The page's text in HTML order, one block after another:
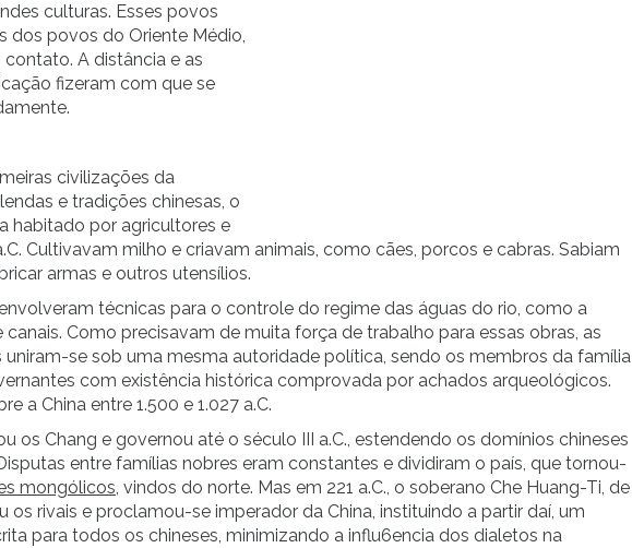
culturas. Esses povos
dos povos do Oriente Médio,
A distância e as
fizeram com que se
civilizações da
e tradições chinesas, o
habitado por agricultores e
Cultivavam milho e criavam animais, como cães, porcos e cabras. Sabiam
armas e outros utensílios.
técnicas para o controle do regime das águas do rio, como a
Como precisavam de muita força de trabalho para essas obras, as
se sob uma mesma autoridade política, sendo os membros da família
com existência histórica comprovada por achados arqueológicos.
a China entre 1.500 e 1.027 a.C.
os Chang e governou até o século III a.C., estendendo os domínios chineses
entre famílias nobres eram constantes e dividiram o país, que tornou-
mongólicos, vindos do norte. Mas em 221 a.C., o soberano Che Huang-Ti, de
os rivais e proclamou-se imperador da China, instituindo a partir daí, um
para todos os chineses, minimizando a influ6encia dos dialetos na